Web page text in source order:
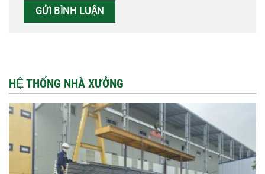
HỆ THỐNG NHÀ XƯỞNG